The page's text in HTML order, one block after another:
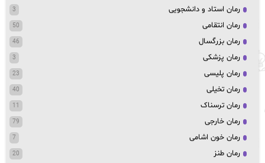
رمان استاد و دانشجویی 3
رمان انتقامی 50
رمان بزرگسال 46
رمان پزشکی 3
رمان پلیسی 23
رمان تخیلی 40
رمان ترسناک 11
رمان خارجی 79
رمان خون اشامی 7
رمان طنز 20